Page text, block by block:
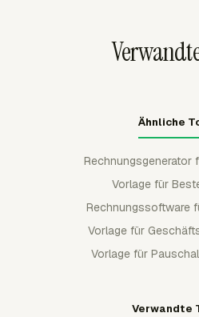
Ähnliche
Rechnungsgenerator
Vorlage für
Rechnungssoftware
Vorlage für
Vorlage für
Verwandte